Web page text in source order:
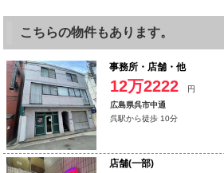
こちらの物件もあります。
事務所・店舗・他
12万2222
円
広島県呉市中通
呉駅から徒歩 10分
店舗(一部)